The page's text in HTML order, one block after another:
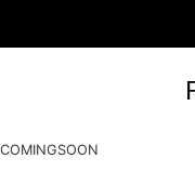
COMINGSOON